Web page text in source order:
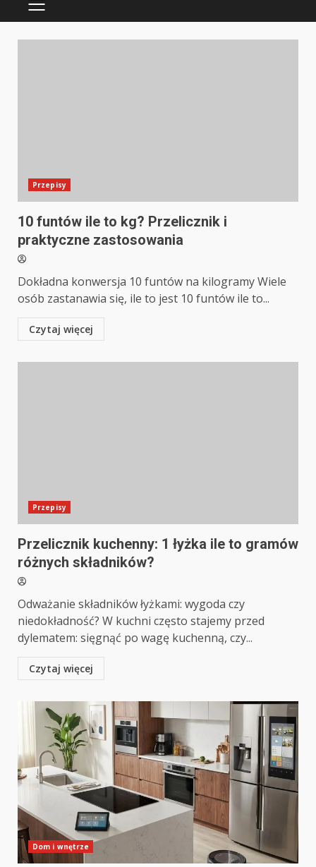
PRIMARY
Przepisy
10 funtów ile to kg? Przelicznik i
praktyczne zastosowania
Dokładna konwersja 10 funtów na kilogramy Wiele
osób zastanawia się, ile to jest 10 funtów ile to...
Czytaj więcej
Przepisy
Przelicznik kuchenny: 1 łyżka ile to gramów
różnych składników?
Odważanie składników łyżkami: wygoda czy
niedokładność? W kuchni często stajemy przed
dylematem: sięgnąć po wagę kuchenną, czy...
Czytaj więcej
Dom i wnętrze